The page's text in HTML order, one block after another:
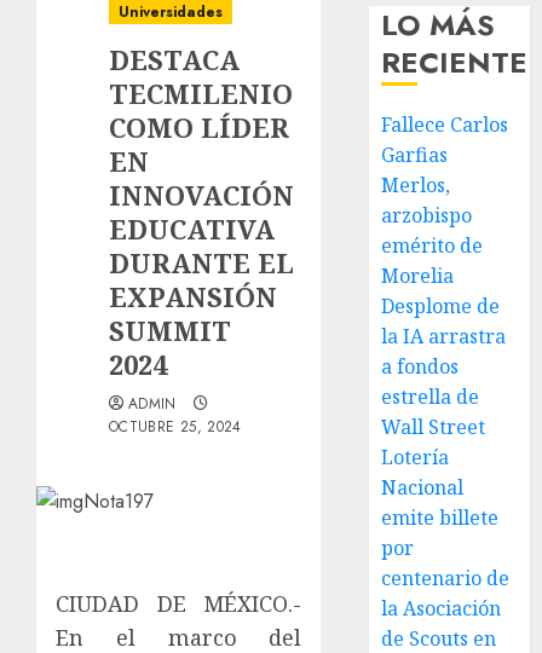
Universidades
DESTACA
TECMILENIO
COMO LÍDER
EN
INNOVACIÓN
EDUCATIVA
DURANTE EL
EXPANSIÓN
SUMMIT
2024
ADMIN
OCTUBRE 25, 2024
CIUDAD DE MÉXICO.-
En el marco del
LO MÁS
RECIENTE
Fallece Carlos
Garfias
Merlos,
arzobispo
emérito de
Morelia
Desplome de
la IA arrastra
a fondos
estrella de
Wall Street
Lotería
Nacional
emite billete
por
centenario de
la Asociación
de Scouts en